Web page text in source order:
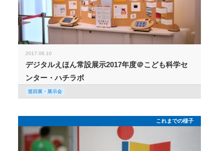
2017.06.10
デジタルえほん常設展示2017年度＠こども科学セ
ンター・ハチラボ
巡回展・展示会
これまでの様子